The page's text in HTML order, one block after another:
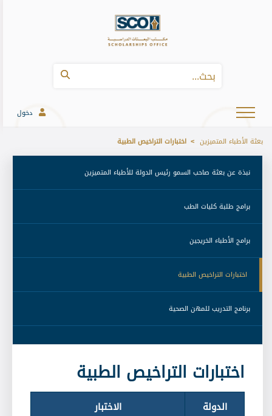
دخول
بعثة الأطباء المتميزين اختبارات التراخيص الطبية
اختبارات التراخيص الطبية
الاختبار
الدولة